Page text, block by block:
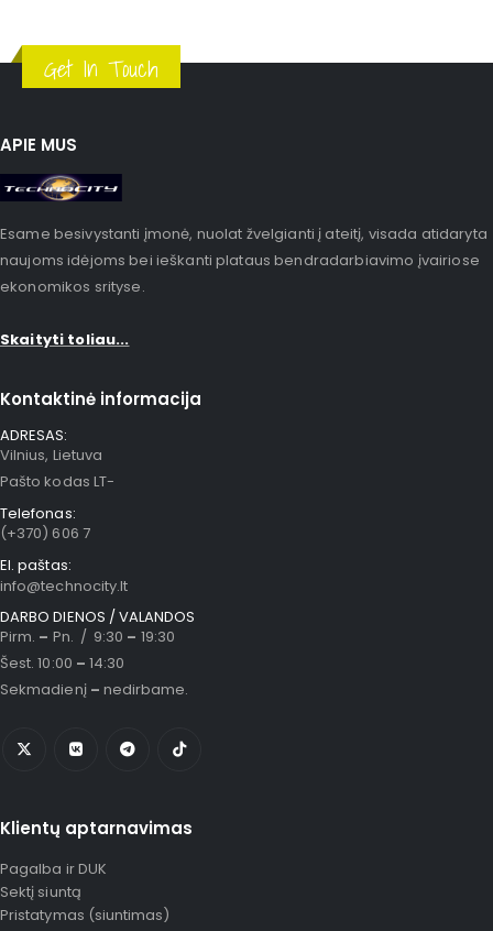
Get In Touch
APIE MUS
Esame besivystanti įmonė, nuolat žvelgianti į ateitį, visada atidaryta
naujoms idėjoms bei ieškanti plataus bendradarbiavimo įvairiose
ekonomikos srityse.
Skaityti toliau...
Kontaktinė informacija
ADRESAS:
Vilnius, Lietuva
Pašto kodas LT-
Telefonas:
(+370) 606 7
El. paštas:
info@technocity.lt
DARBO DIENOS / VALANDOS
Pirm. – Pn. / 9:30 – 19:30
Šest. 10:00 – 14:30
Sekmadienį – nedirbame.
Klientų aptarnavimas
Pagalba ir DUK
Sektį siuntą
Pristatymas (siuntimas)